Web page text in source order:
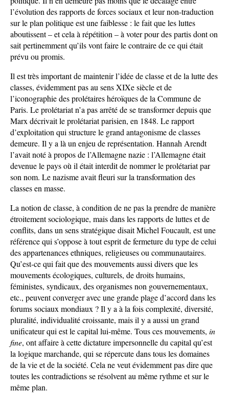
l’évolution des rapports de forces sociaux et leur non-traduction
sur le plan politique est une faiblesse : le fait que les luttes
aboutissent – et cela à répétition – à voter pour des partis dont on
sait pertinemment qu’ils vont faire le contraire de ce qui était
prévu ou promis.
Il est très important de maintenir l’idée de classe et de la lutte des
classes, évidemment pas au sens XIXe siècle et de
l’iconographie des prolétaires héroïques de la Commune de
Paris. Le prolétariat n’a pas arrêté de se transformer depuis que
Marx décrivait le prolétariat parisien, en 1848. Le rapport
d’exploitation qui structure le grand antagonisme de classes
demeure. Il y a là un enjeu de représentation. Hannah Arendt
l’avait noté à propos de l’Allemagne nazie : l’Allemagne était
devenue le pays où il était interdit de nommer le prolétariat par
son nom. Le nazisme avait fleuri sur la transformation des
classes en masse.
La notion de classe, à condition de ne pas la prendre de manière
étroitement sociologique, mais dans les rapports de luttes et de
conflits, dans un sens stratégique disait Michel Foucault, est une
référence qui s’oppose à tout esprit de fermeture du type de celui
des appartenances ethniques, religieuses ou communautaires.
Qu’est-ce qui fait que des mouvements aussi divers que les
mouvements écologiques, culturels, de droits humains,
féministes, syndicaux, des organismes non gouvernementaux,
etc., peuvent converger avec une grande plage d’accord dans les
forums sociaux mondiaux ? Il y a à la fois complexité, diversité,
pluralité, individualité croissante, mais il y a aussi un grand
unificateur qui est le capital lui-même. Tous ces mouvements, in
fine, ont affaire à cette dictature impersonnelle du capital qu’est
la logique marchande, qui se répercute dans tous les domaines
de la vie et de la société. Cela ne veut évidemment pas dire que
toutes les contradictions se résolvent au même rythme et sur le
même plan.